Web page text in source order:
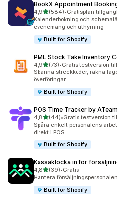
BookX Appointment
4,9av 5 stjärnor
(584)
584 recensioner totalt
•Gratisplan
Kalenderbokning och
evenemang och uthyrning
Built for Shopify
PML Stock Take Inventory
4,9av 5 stjärnor
(73)
73 recensioner totalt
•Gratis testversion
Skanna streckkoder, räkna
överföringar
Built for Shopify
POS Time Tracker by
4,8av 5 stjärnor
(44)
44 recensioner totalt
•Gratis testversion
Spåra enkelt personalens
direkt i POS.
Built for Shopify
Kassaklocka in för
4,8av 5 stjärnor
(39)
39 recensioner totalt
•Gratis
Hantera
Built for Shopify